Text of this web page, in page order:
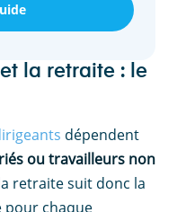
la retraite : le
dépendent
ou travailleurs non
retraite suit donc la
pour chaque